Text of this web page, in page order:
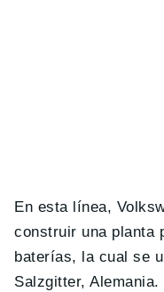
En esta línea,
construir una planta
baterías, la cual se
Salzgitter,